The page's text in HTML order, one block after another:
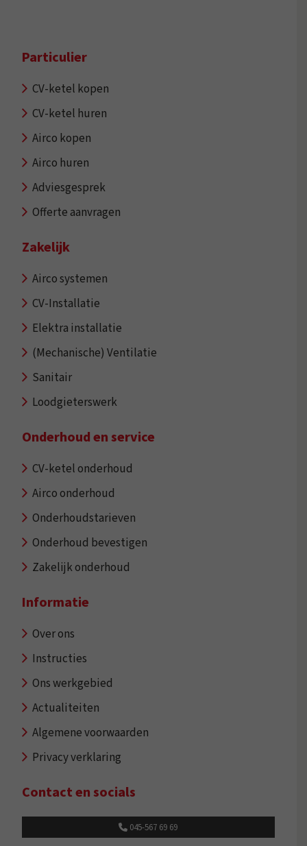
Particulier
CV-ketel kopen
CV-ketel huren
Airco kopen
Airco huren
Adviesgesprek
Offerte aanvragen
Zakelijk
Airco systemen
CV-Installatie
Elektra installatie
(Mechanische) Ventilatie
Sanitair
Loodgieterswerk
Onderhoud en service
CV-ketel onderhoud
Airco onderhoud
Onderhoudstarieven
Onderhoud bevestigen
Zakelijk onderhoud
Informatie
Over ons
Instructies
Ons werkgebied
Actualiteiten
Algemene voorwaarden
Privacy verklaring
Contact en socials
045-567 69 69